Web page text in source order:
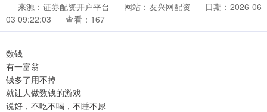
来源：证券配资开户平台 网站：友兴网配资
日期：2026-06-
03 09:22:03
查看：167
数钱
有一富翁
钱多了用不掉
就让人做数钱的游戏
说好，不吃不喝，不睡不尿